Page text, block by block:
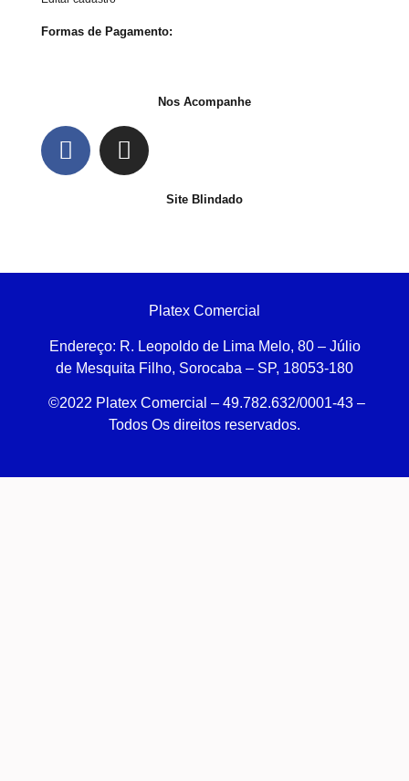
Formas de Pagamento:
Nos Acompanhe
Site Blindado
Platex Comercial
Endereço: R. Leopoldo de Lima Melo, 80 – Júlio
de Mesquita Filho, Sorocaba – SP, 18053-180
©2022 Platex Comercial – 49.782.632/0001-43 –
Todos Os direitos reservados.